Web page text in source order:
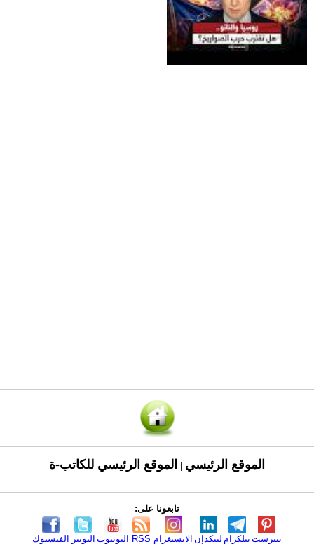
الموقع الرئيسي الموقع الرئيسي للكاتب-ة
تابعونا على:
الفيسبوك التويتر اليوتيوب RSS الانستغرام لينكدإن تيلكرامبنترست